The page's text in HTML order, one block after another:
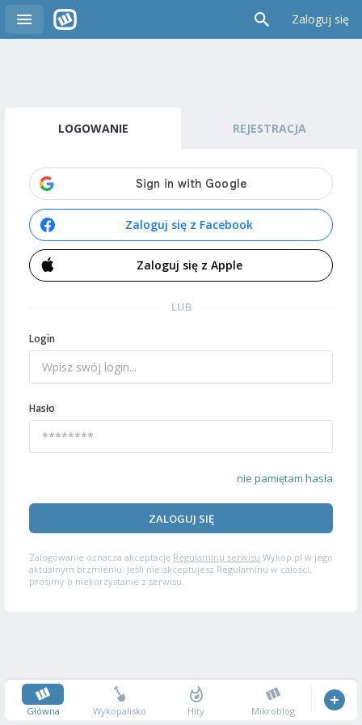
Zaloguj się
LOGOWANIE REJESTRACJA
Zaloguj się z Facebook
Zaloguj się z Apple
LUB
Login
Hasło
nie pamiętam hasła
ZALOGUJ SIĘ
Zalogowanie oznacza akceptację Regulaminu serwisu Wykop.pl w jego
aktualnym brzmieniu. Jeśli nie akceptujesz Regulaminu w całości,
prosimy o niekorzystanie z serwisu.
Główna Wykopalisko Hity Mikroblog